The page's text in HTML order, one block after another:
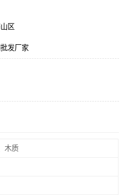
区
发厂家
木质